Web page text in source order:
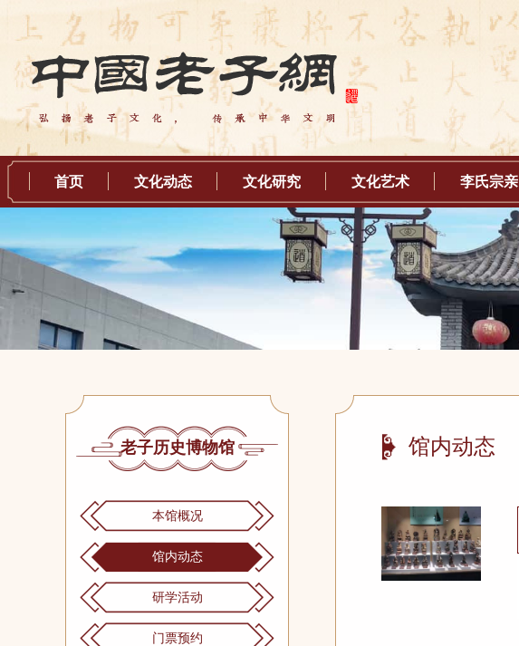
首页 文化动态 文化研究 文化艺术 李氏宗亲
老子历史博物馆
本馆概况
馆内动态
研学活动
门票预约
馆内动态